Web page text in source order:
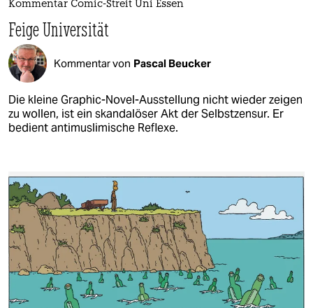
Kommentar Comic-Streit Uni Essen
Feige Universität
Kommentar von Pascal Beucker
Die kleine Graphic-Novel-Ausstellung nicht wieder zeigen
zu wollen, ist ein skandalöser Akt der Selbstzensur. Er
bedient antimuslimische Reflexe.